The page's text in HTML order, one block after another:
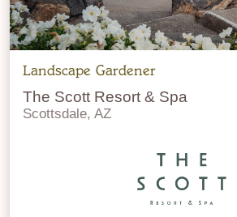
Landscape Gardener
The Scott Resort & Spa
Scottsdale, AZ